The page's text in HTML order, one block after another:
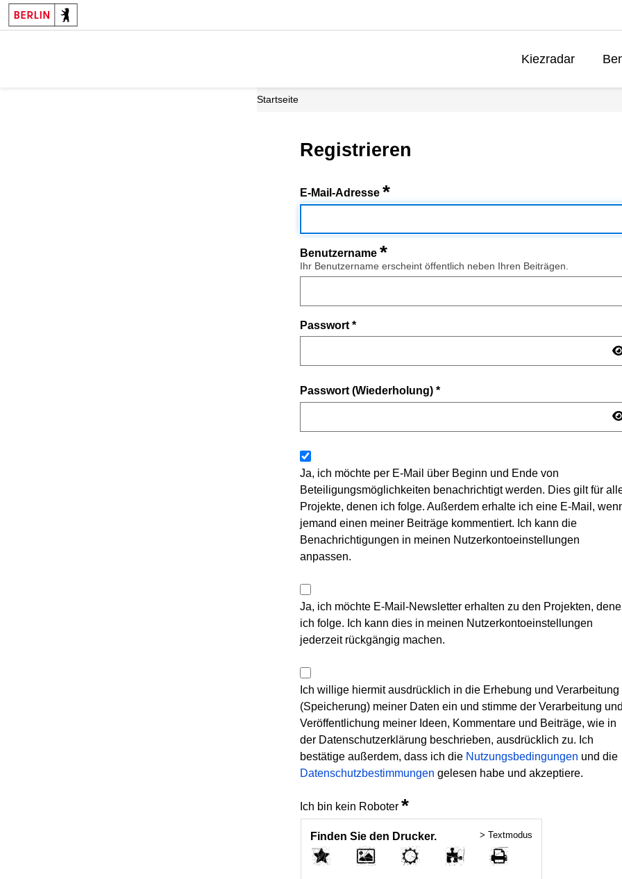
Kiezradar
Startseite
Registrieren
E-Mail-Adresse *
Benutzername *
Ihr Benutzername erscheint öffentlich neben Ihren Beiträgen.
Passwort *
Passwort (Wiederholung) *
Ja, ich möchte per E-Mail über Beginn und Ende von
Beteiligungsmöglichkeiten benachrichtigt werden. Dies gilt für
Projekte, denen ich folge. Außerdem erhalte ich eine E-Mail,
jemand einen meiner Beiträge kommentiert. Ich kann die
Benachrichtigungen in meinen Nutzerkontoeinstellungen
anpassen.
Ja, ich möchte E-Mail-Newsletter erhalten zu den Projekten,
ich folge. Ich kann dies in meinen Nutzerkontoeinstellungen
jederzeit rückgängig machen.
Ich willige hiermit ausdrücklich in die Erhebung und Verarbeitung
(Speicherung) meiner Daten ein und stimme der Verarbeitung und
Veröffentlichung meiner Ideen, Kommentare und Beiträge, wie in
der Datenschutzerklärung beschrieben, ausdrücklich zu. Ich
bestätige außerdem, dass ich die Nutzungsbedingungen und die
Datenschutzbestimmungen gelesen habe und akzeptiere.
Ich bin kein Roboter *
Finden Sie den Drucker. > Textmodus